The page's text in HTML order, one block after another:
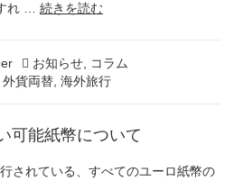
れ … 続きを読む
Categories
お知らせ
コラム
外貨両替 海外旅行
可能紙幣について
されている、すべてのユーロ紙幣の